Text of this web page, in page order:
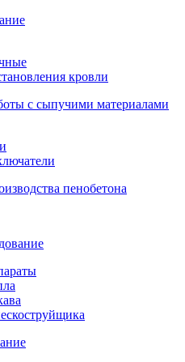
кровли
с сыпучими материалами
пенобетона